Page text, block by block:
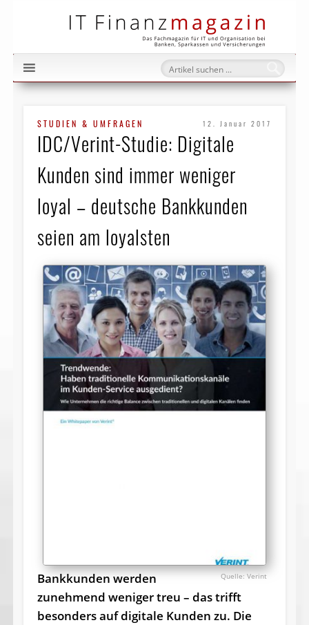
STUDIEN & UMFRAGEN 12. Januar 2017
IDC/Verint-Studie: Digitale
Kunden sind immer weniger
loyal – deutsche Bankkunden
seien am loyalsten
Verint
Bankkunden werden
zunehmend weniger treu – das trifft
besonders auf digitale Kunden zu. Die